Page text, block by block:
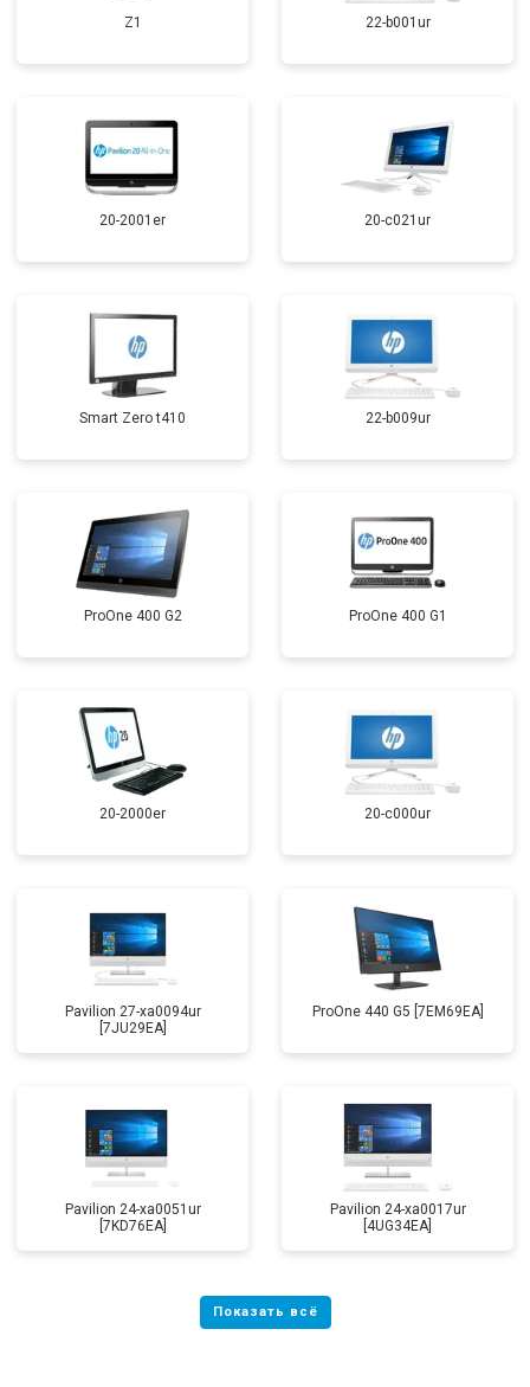
Z1 22-b001ur
20-2001er 20-c021ur
Smart Zero t410 22-b009ur
ProOne 400 G2 ProOne 400 G1
20-2000er 20-c000ur
Pavilion 27-xa0094ur
[7JU29EA]
ProOne 440 G5 [7EM69EA]
Pavilion 24-xa0051ur
[7KD76EA]
Pavilion 24-xa0017ur
[4UG34EA]